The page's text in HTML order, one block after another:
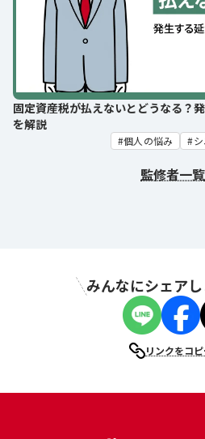
固定資産税が払えないとどうなる？
を解説
個人の悩み
監修者一覧
みんなにシェアし
リンクをコ